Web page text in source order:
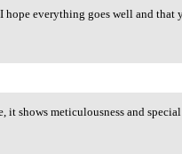
everything goes well and that
it shows meticulousness and